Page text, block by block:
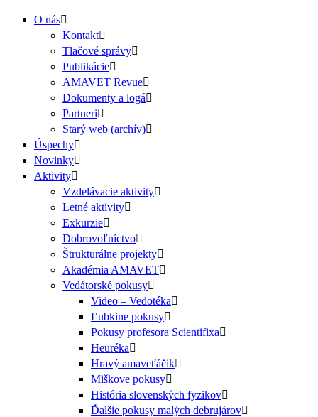
O nás
Kontakt
Tlačové správy
Publikácie
AMAVET Revue
Dokumenty a logá
Partneri
Starý web (archív)
Úspechy
Novinky
Aktivity
Vzdelávacie aktivity
Letné aktivity
Exkurzie
Dobrovoľníctvo
Štrukturálne projekty
Akadémia AMAVET
Vedátorské pokusy
Video – Vedotéka
Ľubkine pokusy
Pokusy profesora Scientifixa
Heuréka
Hravý amaveťáčik
Miškove pokusy
História slovenských fyzikov
Ďalšie pokusy malých debrujárov